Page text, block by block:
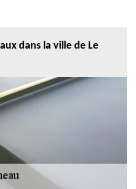
dans la ville de Le